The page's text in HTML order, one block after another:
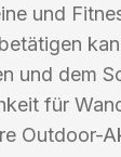
und
und dem
für
Outdoor-